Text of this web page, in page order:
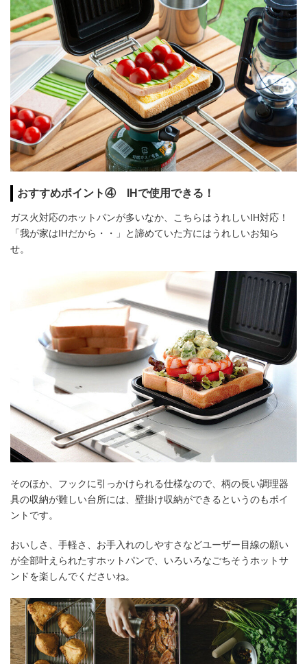
おすすめポイント④ IHで使用できる！
ガス火対応のホットパンが多いなか、こちらはうれしいIH対応！
「我が家はIHだから・・」と諦めていた方にはうれしいお知ら
せ。
そのほか、フックに引っかけられる仕様なので、柄の長い調理器
具の収納が難しい台所には、壁掛け収納ができるというのもポイ
ントです。
おいしさ、手軽さ、お手入れのしやすさなどユーザー目線の願い
が全部叶えられたすホットパンで、いろいろなごちそうホットサ
ンドを楽しんでくださいね。